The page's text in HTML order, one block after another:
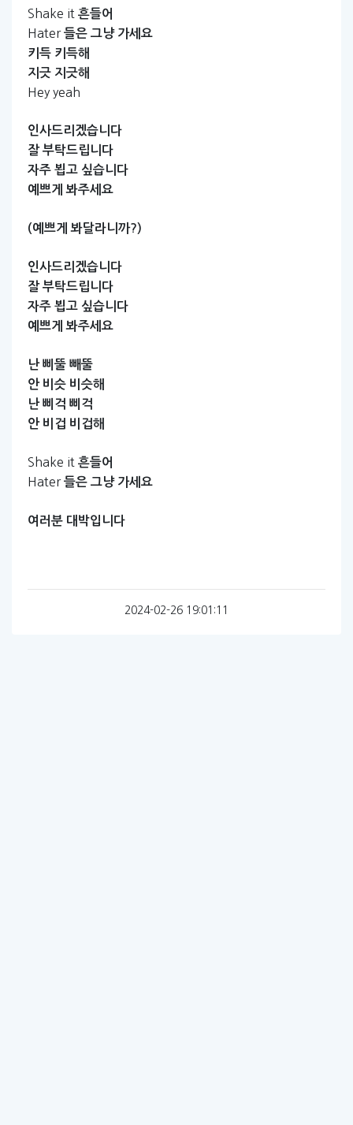
Shake it 흔들어
Hater 들은 그냥 가세요
키득 키득해
지긋 지긋해
Hey yeah
인사드리겠습니다
잘 부탁드립니다
자주 뵙고 싶습니다
예쁘게 봐주세요
(예쁘게 봐달라니까?)
인사드리겠습니다
잘 부탁드립니다
자주 뵙고 싶습니다
예쁘게 봐주세요
난 삐뚤 빼뚤
안 비슷 비슷해
난 삐걱 삐걱
안 비겁 비겁해
Shake it 흔들어
Hater 들은 그냥 가세요
여러분 대박입니다
2024-02-26 19:01:11